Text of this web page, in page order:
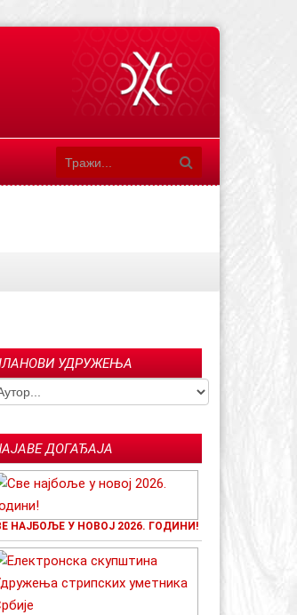
УДРУЖЕЊА
ДОГАЂАЈА
НАЈБОЉЕ У НОВОЈ 2026. ГОДИНИ!